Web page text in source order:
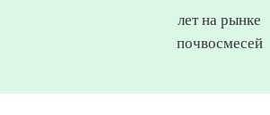
лет на рынке
почвосмесей